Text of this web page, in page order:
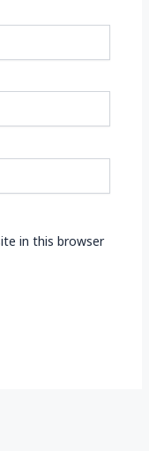
in this browser